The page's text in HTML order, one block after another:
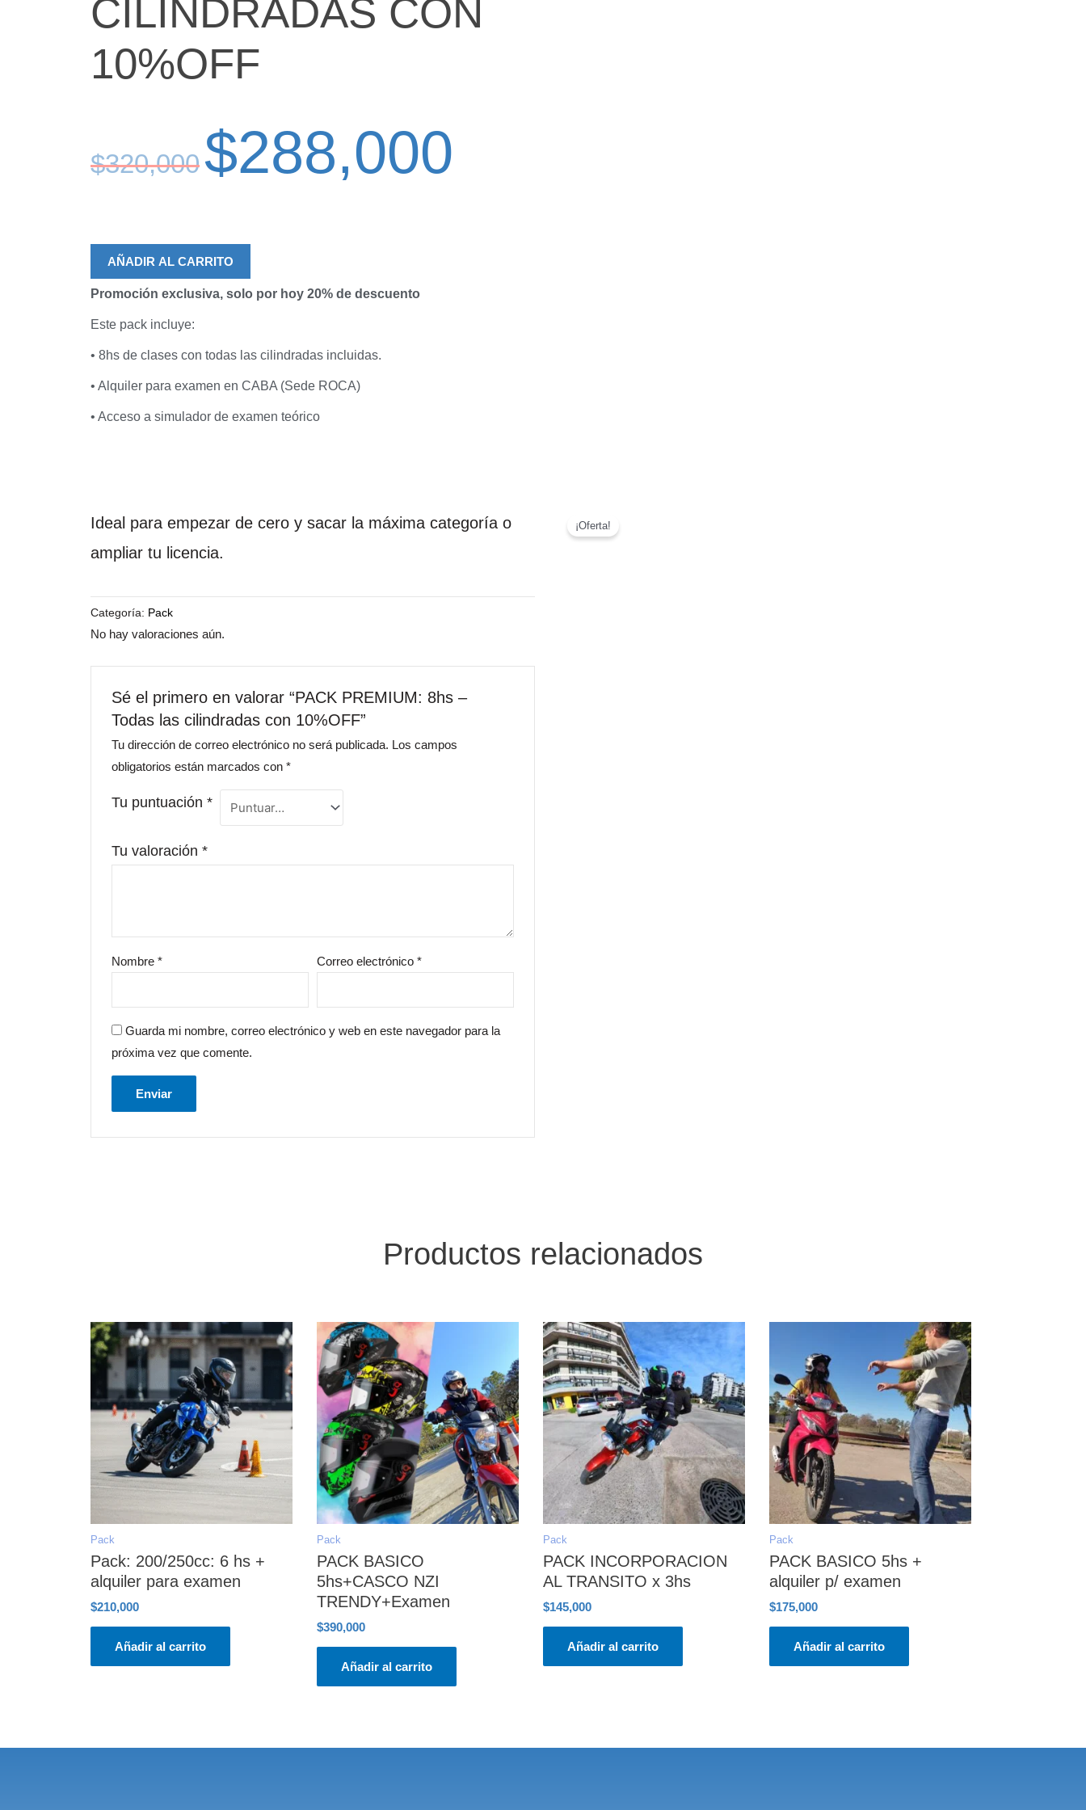
CILINDRADAS CON
10%OFF
$320,000$288,000
AÑADIR AL CARRITO
Promoción exclusiva, solo por hoy 20% de descuento
Este pack incluye:
• 8hs de clases con todas las cilindradas incluidas.
• Alquiler para examen en CABA (Sede ROCA)
• Acceso a simulador de examen teórico
Ideal para empezar de cero y sacar la máxima categoría o
ampliar tu licencia.
Categoría: Pack
No hay valoraciones aún.
Sé el primero en valorar “PACK PREMIUM: 8hs –
Todas las cilindradas con 10%OFF”
Tu dirección de correo electrónico no será publicada. Los campos
obligatorios están marcados con*
Tu puntuación*
Tu valoración*
Nombre* Correo electrónico *
Guarda mi nombre, correo electrónico y web en este navegador para la
próxima vez que comente.
¡Oferta!
Productos relacionados
Pack
Pack: 200/250cc: 6 hs +
alquiler para examen
$210,000
Añadir al carrito
Pack
PACK BASICO
5hs+CASCO NZI
TRENDY+Examen
$390,000
Añadir al carrito
Pack
PACK INCORPORACION
AL TRANSITO x 3hs
$145,000
Añadir al carrito
Pack
PACK BASICO 5hs +
alquiler p/ examen
$175,000
Añadir al carrito